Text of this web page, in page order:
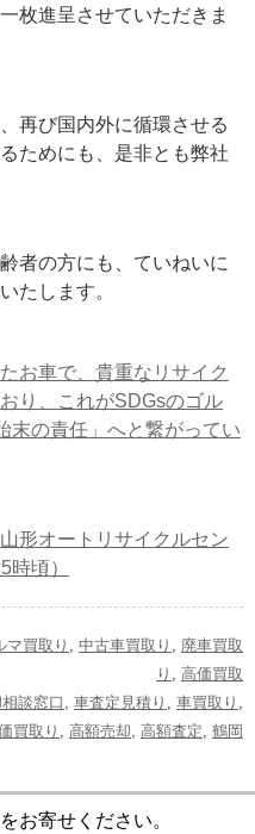
枚進呈させていただきま
再び国内外に循環させる
ためにも、是非とも弊社
者の方にも、ていねいに
たします。
お車で、貴重なリサイク
り、これがSDGsのゴル
末の責任」へと繋がってい
形オートリサイクルセン
頃）
マ買取り 中古車買取り
廃車買取
り
高価買取
談窓口 車査定見積り 車買取り
買取り 高額売却 高額査定 鶴岡
お寄せください。